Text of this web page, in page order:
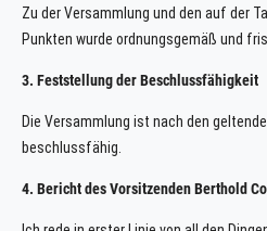
Zu der Versammlung und den auf der
Punkten wurde ordnungsgemäß und
3. Feststellung der Beschlussfähigkeit
Die Versammlung ist nach den
beschlussfähig.
4. Bericht des Vorsitzenden Berthold